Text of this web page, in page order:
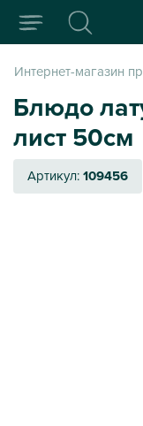
Интернет-магазин
Блюдо
лист 50см
Артикул:109456